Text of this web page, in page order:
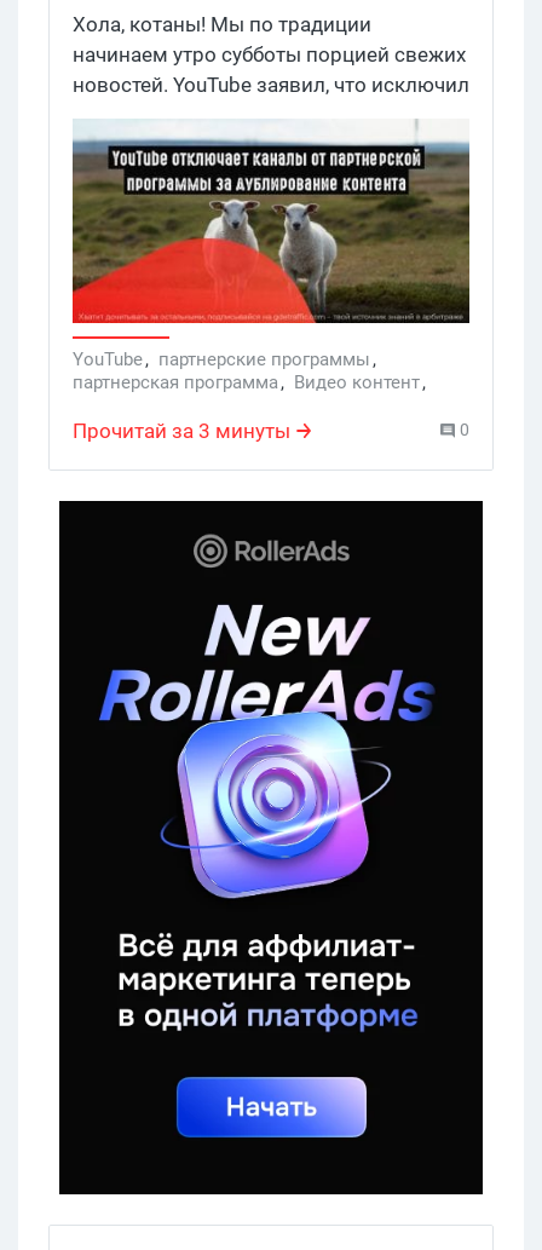
контента
Хола, котаны! Мы по традиции
начинаем утро субботы порцией свежих
новостей. YouTube заявил, что исключил
некоторые каналы из ПП за
дублирование контента.
YouTube, партнерские программы,
партнерская программа, Видео контент,
дублируемый контент
Прочитай за 3 минуты 0